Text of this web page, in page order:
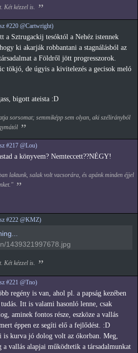
Két kézzel is.
#220 @Cartwright)
a Sztrugackij tesóktól a Nehéz istennek
ki akarják robbantani a stagnálásból az
a Földről jött progresszorok.
tökjó, de úgyis a kivitelezés a gecisok meló
bigott ateista :D
sorsomat; semmiképp sem olyan, aki szélirányból
#217 @Lou)
a könyvem? Nemteccett??NÉGY!
laktunk, salak volt vacsorára, és apánk minden éjjel
#222 @KMZ)
1439321997678.jpg
Két kézzel is.
#221 @Tno)
regény is van, ahol pl. a papság kezében
Itt is valami hasonló lenne, csak
aminek fontos része, eszköze a vallás
éppen ez segíti elő a fejlődést. :D
is kurva jó dolog volt az ókorban. Meg,
a vallás alapjai működtetik a társadalmunkat